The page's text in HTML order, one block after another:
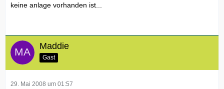
keine anlage vorhanden ist...
Maddie
Gast
29. Mai 2008 um 01:57